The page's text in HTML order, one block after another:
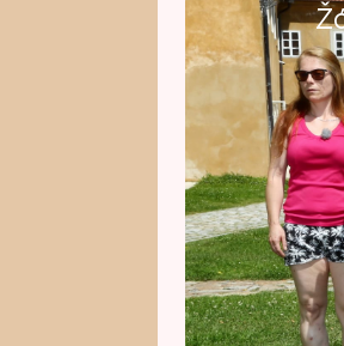
Sledujte
se vhodný
tátové?